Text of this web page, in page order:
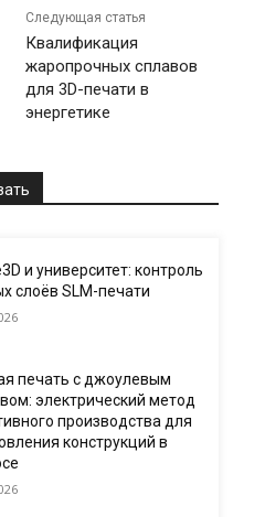
Следующая статья
Квалификация
жаропрочных сплавов
для 3D-печати в
энергетике
и университет: контроль
слоёв SLM-печати
печать с джоулевым
электрический метод
производства для
конструкций в